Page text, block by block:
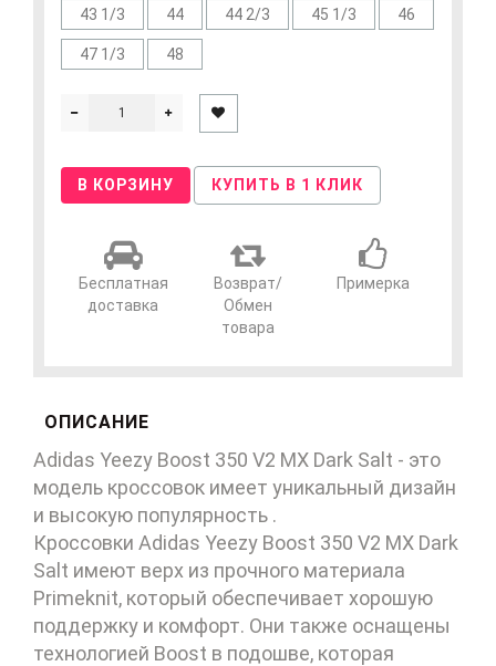
43 1/3 44 44 2/3 45 1/3 46
47 1/3 48
В КОРЗИНУ КУПИТЬ В 1 КЛИК
Бесплатная
доставка
Возврат/
Обмен
товара
Примерка
ОПИСАНИЕ
Adidas Yeezy Boost 350 V2 MX Dark Salt - это
модель кроссовок имеет уникальный дизайн
и высокую популярность .
Кроссовки Adidas Yeezy Boost 350 V2 MX Dark
Salt имеют верх из прочного материала
Primeknit, который обеспечивает хорошую
поддержку и комфорт. Они также оснащены
технологией Boost в подошве, которая